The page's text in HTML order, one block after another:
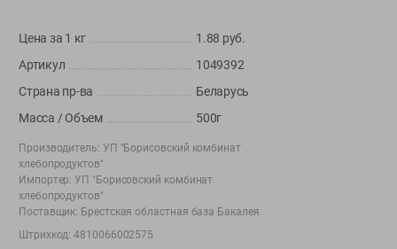
Store
Play
AppGallery
+375 44 560-60-61
Время работы Call-центра: Пн.- Пт. с 09.00 до 17.00, СБ, ВС -
выходной
shop@green-market.by
Пишите нам свои вопросы, предложения и комментарии
Цена за 1 кг 1.88 руб.
Артикул
1049392
Страна пр-ва
Беларусь
Масса / Объем
500г
Производитель: УП "Борисовский комбинат
хлебопродуктов"
Импортер: УП "Борисовский комбинат
хлебопродуктов"
Поставщик: Брестская областная база Бакалея
Штрихкод:4810066002575